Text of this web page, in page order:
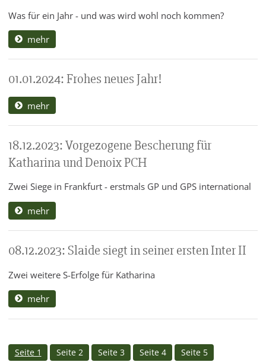
Was für ein Jahr - und was wird wohl noch kommen?
mehr
01.01.2024: Frohes neues Jahr!
mehr
18.12.2023: Vorgezogene Bescherung für
Katharina und Denoix PCH
Zwei Siege in Frankfurt - erstmals GP und GPS international
mehr
08.12.2023: Slaide siegt in seiner ersten Inter II
Zwei weitere S-Erfolge für Katharina
mehr
Seite 1 Seite 2 Seite 3 Seite 4 Seite 5